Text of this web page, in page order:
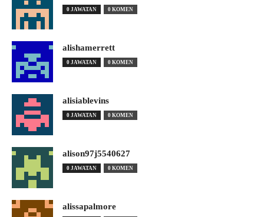
0 JAWATAN 0 KOMEN
alishamerrett
0 JAWATAN 0 KOMEN
alisiablevins
0 JAWATAN 0 KOMEN
alison97j5540627
0 JAWATAN 0 KOMEN
alissapalmore